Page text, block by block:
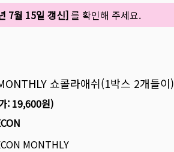
7월 15일 갱신]를 확인해 주세요.
쇼콜라애쉬(1박스 2개들이)
: 19,600원)
MONTHLY